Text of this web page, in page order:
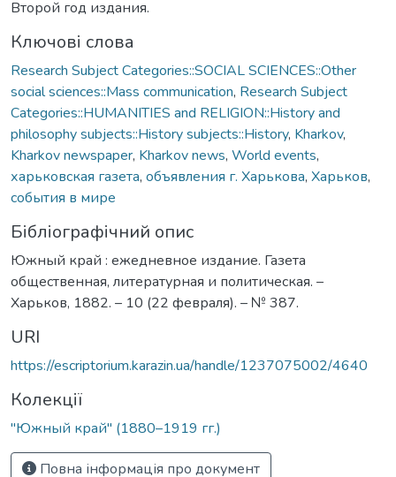
Второй год издания.
Ключові слова
Research Subject Categories::SOCIAL SCIENCES::Other
social sciences::Mass communication, Research Subject
Categories::HUMANITIES and RELIGION::History and
philosophy subjects::History subjects::History, Kharkov,
Kharkov newspaper, Kharkov news, World events,
харьковская газета, объявления г. Харькова, Харьков,
события в мире
Бібліографічний опис
Южный край : ежедневное издание. Газета
общественная, литературная и политическая. –
Харьков, 1882. – 10 (22 февраля). – № 387.
URI
https://escriptorium.karazin.ua/handle/1237075002/4640
Колекції
"Южный край" (1880–1919 гг.)
Повна інформація про документ